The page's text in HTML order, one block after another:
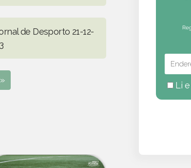
de Desporto 21-12-
»
Li